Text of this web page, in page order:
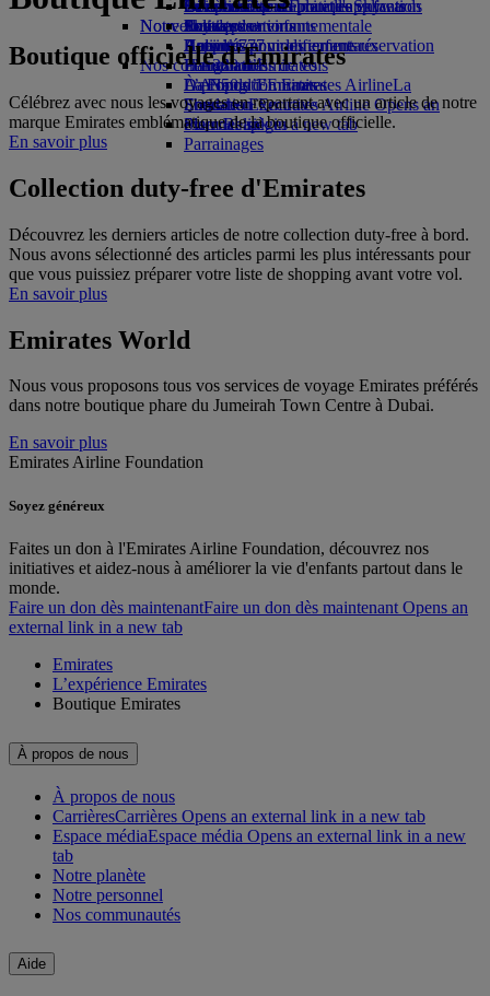
Boissons
Notre flotte
Boeing 777
L’A380 d’Emirates
L’A350 d’Emirates
Emirates Executive
Plan des sièges
Divertissements pour les enfants
Jouets pour enfants
Activités pour les enfants
La durabilité en pratique
Politique environnementale
Rapports environnementaux
Nos communautés
La Fondation Emirates AirlineLa
Fondation Emirates Airline Opens an
external link in a new tab
Parrainages
Genève-Dubai
Nouvelles destinations
Helsinki
Hangzhou
Da Nang
Shenzhen
Siem Reap
Se connecter à Emirates Skywards
Skywards+
Téléphone portable et l'application
Emirates
Annuler ou modifier une réservation
Perturbations de vols
À propos d’Emirates
Boutique officielle d'Emirates
Célébrez avec nous les voyages en repartant avec un article de notre
marque Emirates emblématique de la boutique officielle.
En savoir plus
Collection duty-free d'Emirates
Découvrez les derniers articles de notre collection duty-free à bord.
Nous avons sélectionné des articles parmi les plus intéressants pour
que vous puissiez préparer votre liste de shopping avant votre vol.
En savoir plus
Emirates World
Nous vous proposons tous vos services de voyage Emirates préférés
dans notre boutique phare du Jumeirah Town Centre à Dubai.
En savoir plus
Emirates Airline Foundation
Soyez généreux
Faites un don à l'Emirates Airline Foundation, découvrez nos
initiatives et aidez-nous à améliorer la vie d'enfants partout dans le
monde.
Faire un don dès maintenantFaire un don dès maintenant Opens an
external link in a new tab
Emirates
L’expérience Emirates
Boutique Emirates
À propos de nous
À propos de nous
CarrièresCarrières Opens an external link in a new tab
Espace médiaEspace média Opens an external link in a new
tab
Notre planète
Notre personnel
Nos communautés
Aide